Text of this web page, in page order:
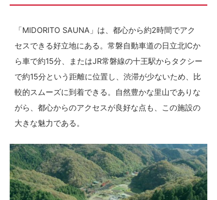
「MIDORITO SAUNA」は、都心から約2時間でアク
セスできる好立地にある。常磐自動車道の日立北ICか
ら車で約15分、またはJR常磐線の十王駅からタクシー
で約15分という距離に位置し、渋滞が少ないため、比
較的スムーズに到着できる。自然豊かな里山でありな
がら、都心からのアクセスが良好な点も、この施設の
大きな魅力である。